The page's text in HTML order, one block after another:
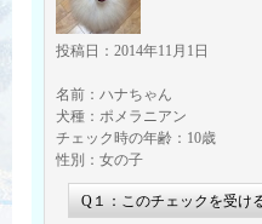
投稿日：2014年11月1日
名前：ハナちゃん
犬種：ポメラニアン
チェック時の年齢：10歳
性別：女の子
Q１：このチェックを受け